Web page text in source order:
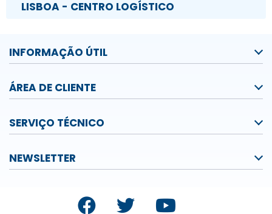
LISBOA - CENTRO LOGÍSTICO
INFORMAÇÃO ÚTIL
ÁREA DE CLIENTE
SERVIÇO TÉCNICO
NEWSLETTER